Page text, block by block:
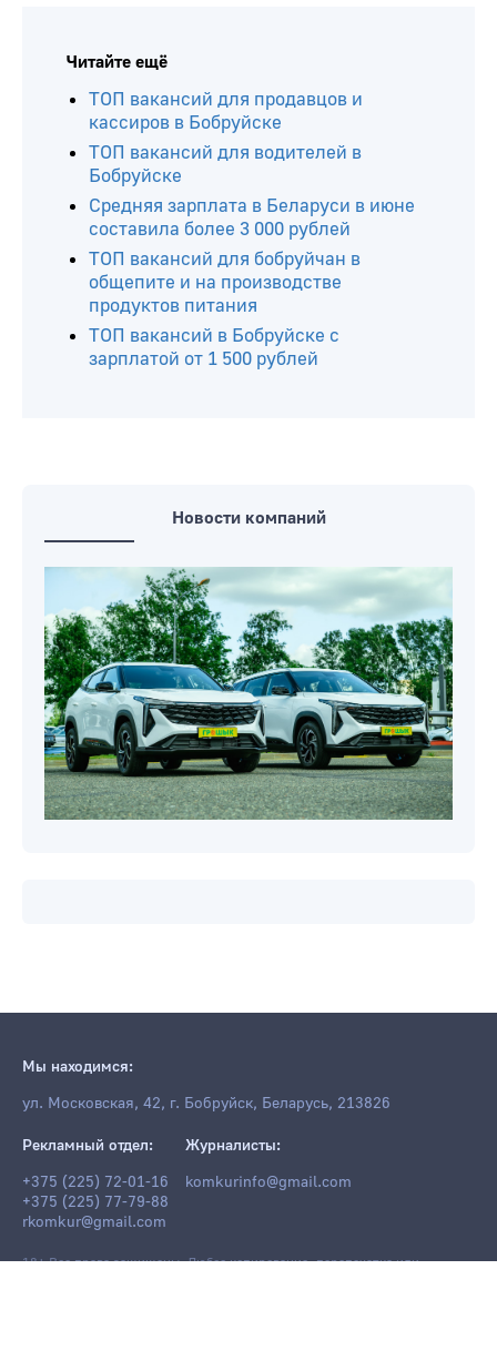
Читайте ещё
ТОП вакансий для продавцов и
кассиров в Бобруйске
ТОП вакансий для водителей в
Бобруйске
Средняя зарплата в Беларуси в июне
составила более 3 000 рублей
ТОП вакансий для бобруйчан в
общепите и на производстве
продуктов питания
ТОП вакансий в Бобруйске с
зарплатой от 1 500 рублей
Новости компаний
Мы находимся:
ул. Московская, 42, г. Бобруйск, Беларусь, 213826
Рекламный отдел:
+375 (225) 72-01-16
+375 (225) 77-79-88
rkomkur@gmail.com
Журналисты:
komkurinfo@gmail.com
18+ Все права защищены. Любое копирование, перепечатка или